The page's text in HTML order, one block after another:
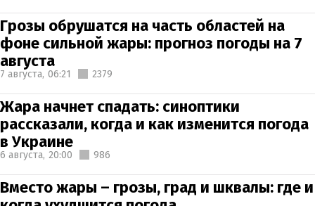
Грозы обрушатся на часть областей на
фоне сильной жары: прогноз погоды на 7
августа
7 августа, 06:21 2379
Жара начнет спадать: синоптики
рассказали, когда и как изменится погода
в Украине
6 августа, 20:00 986
Вместо жары – грозы, град и шквалы: где и